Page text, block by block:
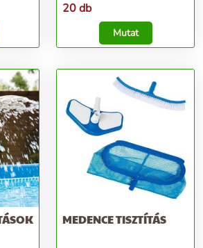
20 db
Mutat
MEDENCE TISZTÍTÁS